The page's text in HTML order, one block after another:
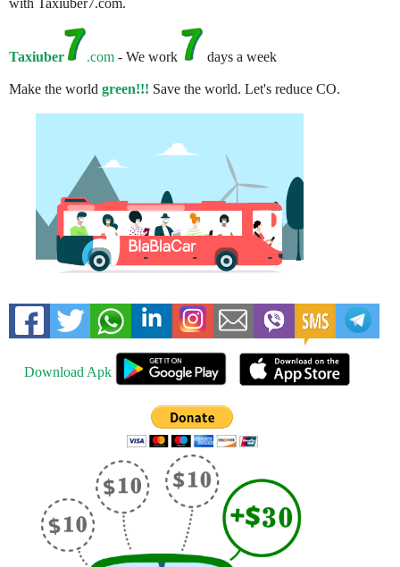
Taxiuber .com - We work days a week
Make the world green!!! Save the world. Let's reduce CO.
Download Apk